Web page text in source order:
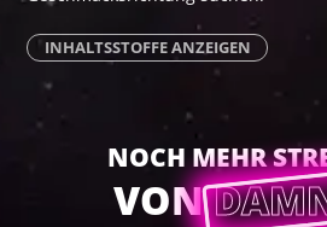
INHALTSSTOFFE ANZEIGEN
NOCH MEHR
VON